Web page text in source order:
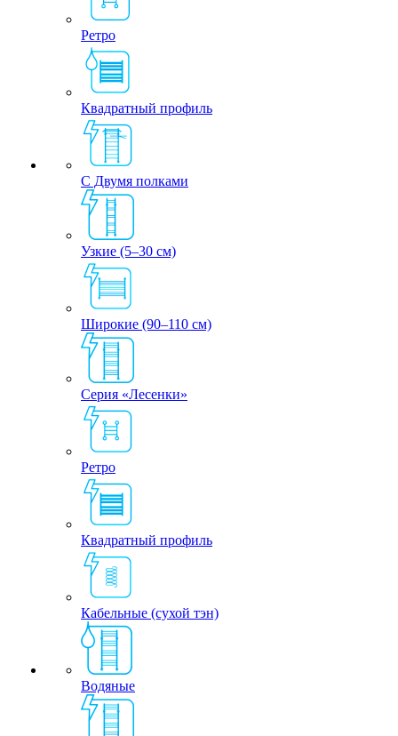
Ретро
Квадратный профиль
С Двумя полками
Узкие (5–30 см)
Широкие (90–110 см)
Серия «Лесенки»
Ретро
Квадратный профиль
Кабельные (сухой тэн)
Водяные